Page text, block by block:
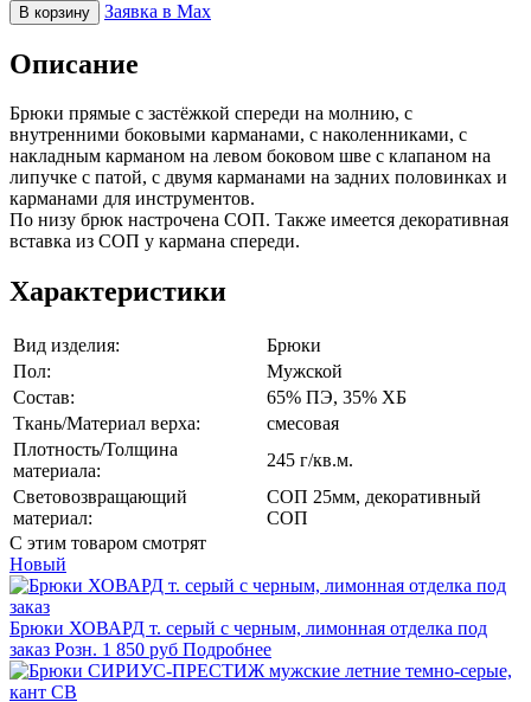
В корзину Заявка в Max
Описание
Брюки прямые с застёжкой спереди на молнию, с
внутренними боковыми карманами, с наколенниками, с
накладным карманом на левом боковом шве с клапаном на
липучке с патой, с двумя карманами на задних половинках и
карманами для инструментов.
По низу брюк настрочена СОП. Также имеется декоративная
вставка из СОП у кармана спереди.
Характеристики
Вид изделия:
Брюки
Пол:
Мужской
Состав:
65% ПЭ, 35% ХБ
Ткань/Материал верха:
смесовая
Плотность/Толщина
материала:
245 г/кв.м.
Световозвращающий
материал:
СОП 25мм, декоративный
СОП
C этим товаром смотрят
Новый
Брюки ХОВАРД т. серый с черным, лимонная отделка под
заказ Розн. 1 850 руб Подробнее